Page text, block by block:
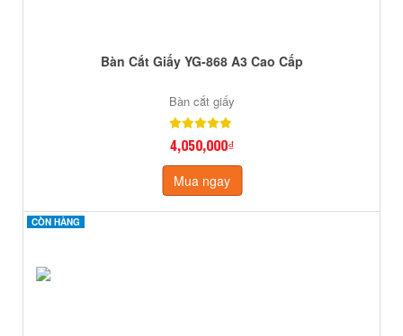
Bàn Cắt Giấy YG-868 A3 Cao Cấp
Bàn cắt giấy
4,050,000₫
Mua ngay
CÒN HÀNG
CÒN HÀNG